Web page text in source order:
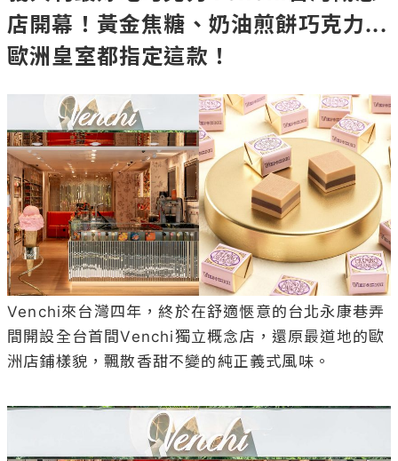
店開幕！黃金焦糖、奶油煎餅巧克力...
歐洲皇室都指定這款！
Venchi來台灣四年，終於在舒適愜意的台北永康巷弄
間開設全台首間Venchi獨立概念店，還原最道地的歐
洲店鋪樣貌，飄散香甜不變的純正義式風味。